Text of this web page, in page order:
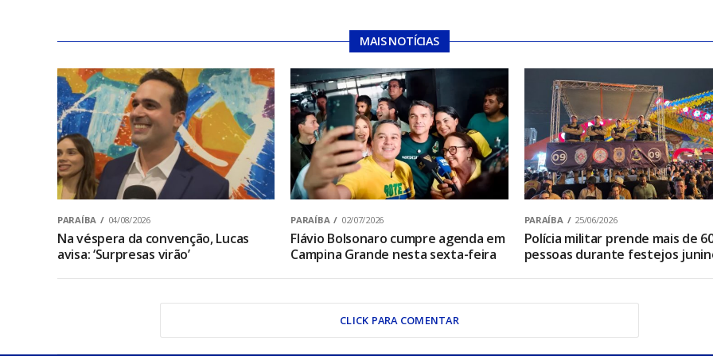
MAIS NOTÍCIAS
PARAÍBA 04/08/2026
Na véspera da convenção, Lucas
avisa: ‘Surpresas virão’
PARAÍBA 02/07/2026
Flávio Bolsonaro cumpre agenda em
Campina Grande nesta sexta-feira
PARAÍBA 25/06/2026
Polícia militar prende mais de
pessoas durante festejos
CLICK PARA COMENTAR